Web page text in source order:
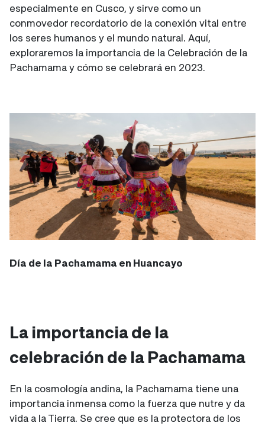
especialmente en Cusco, y sirve como un
conmovedor recordatorio de la conexión vital entre
los seres humanos y el mundo natural. Aquí,
exploraremos la importancia de la Celebración de la
Pachamama y cómo se celebrará en 2023.
Día de la Pachamama en Huancayo
La importancia de la
celebración de la Pachamama
En la cosmología andina, la Pachamama tiene una
importancia inmensa como la fuerza que nutre y da
vida a la Tierra. Se cree que es la protectora de los